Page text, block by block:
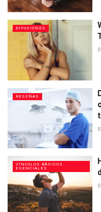
DIFUSIONES
RESEÑAS
VÍNCULOS BÁSICOS
ESENCIALES